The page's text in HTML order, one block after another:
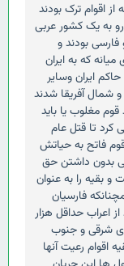
اقوام ترک بودند
به یک کشور عربی
فارسی بودند و
که به ایران
ایران وسایر
و شمال آفریقا شدند
مغلوب یا باید
کرد تا قتل عام
فاتح به حیاتش
بدون داشتن حق
و بقیه را به عنوان
فارسیان
اعراب حداقل هزار
شرقی و جنوب
اقوام رعیت آنها